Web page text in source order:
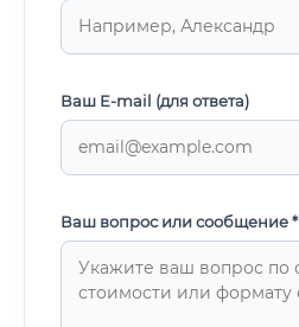
Ваш E-mail (для ответа)
Ваш вопрос или сообщение *